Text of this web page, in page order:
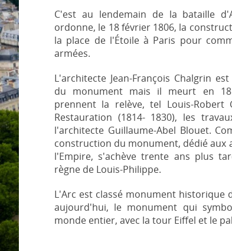
C'est au lendemain de la bataille
ordonne, le 18 février 1806, la
la place de l'Étoile à Paris pour
armées.
L'architecte Jean-François Chalgrin
du monument mais il meurt en
prennent la relève, tel Louis-Robert
Restauration (1814- 1830), les
l'architecte Guillaume-Abel Blouet.
construction du monument, dédié aux
l'Empire, s'achève trente ans plus
règne de Louis-Philippe.
L'Arc est classé monument historique
aujourd'hui, le monument qui
monde entier, avec la tour Eiffel et le